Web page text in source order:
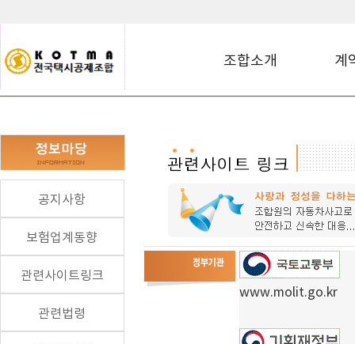
조합소개 계
공지사항
보험업계동향
관련사이트링크
관련법령
www.molit.go.kr